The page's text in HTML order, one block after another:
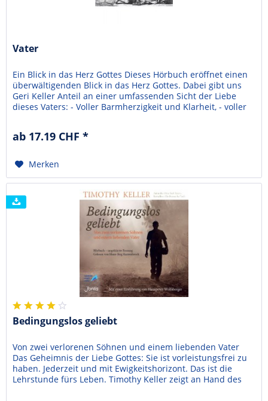
Vater
Ein Blick in das Herz Gottes Dieses Hörbuch eröffnet einen
überwältigenden Blick in das Herz Gottes. Dabei gibt uns
Geri Keller Anteil an einer umfassenden Sicht der Liebe
dieses Vaters: - Voller Barmherzigkeit und Klarheit, - voller
mündigen Söhnen und Töchter...
ab 17.19 CHF *
Merken
Bedingungslos geliebt
Von zwei verlorenen Söhnen und einem liebenden Vater
Das Geheimnis der Liebe Gottes: Sie ist vorleistungsfrei zu
haben. Jederzeit und mit Ewigkeitshorizont. Das ist die
Lehrstunde fürs Leben. Timothy Keller zeigt an Hand des